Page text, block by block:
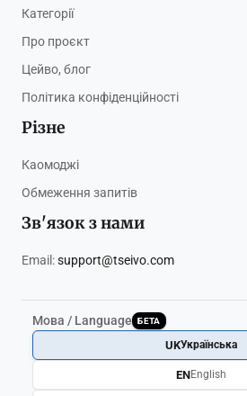
Категорії
Про проєкт
Цейво, блог
Політика конфіденційності
Різне
Каомоджі
Обмеження запитів
Зв'язок з нами
Email:support@tseivo.com
Мова / Language БЕТА
UKУкраїнська
ENEnglish